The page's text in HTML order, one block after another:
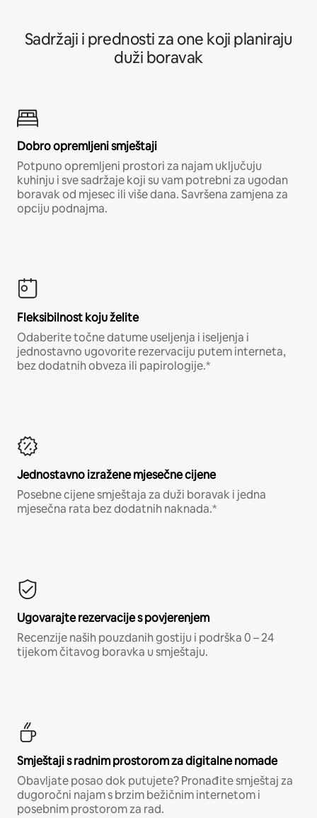
Sadržaji i prednosti za one koji planiraju
duži boravak
Dobro opremljeni smještaji
Potpuno opremljeni prostori za najam uključuju
kuhinju i sve sadržaje koji su vam potrebni za ugodan
boravak od mjesec ili više dana. Savršena zamjena za
opciju podnajma.
Fleksibilnost koju želite
Odaberite točne datume useljenja i iseljenja i
jednostavno ugovorite rezervaciju putem interneta,
bez dodatnih obveza ili papirologije.*
Jednostavno izražene mjesečne cijene
Posebne cijene smještaja za duži boravak i jedna
mjesečna rata bez dodatnih naknada.*
Ugovarajte rezervacije s povjerenjem
Recenzije naših pouzdanih gostiju i podrška 0 – 24
tijekom čitavog boravka u smještaju.
Smještaji s radnim prostorom za digitalne nomade
Obavljate posao dok putujete? Pronađite smještaj za
dugoročni najam s brzim bežičnim internetom i
posebnim prostorom za rad.